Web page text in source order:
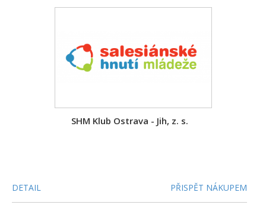
SHM Klub Ostrava - Jih, z. s.
DETAIL PŘISPĚT NÁKUPEM